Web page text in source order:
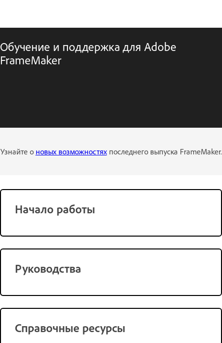
Обучение и поддержка для Adobe
FrameMaker
Узнайте о новых возможностяхпоследнего выпуска FrameMaker.
Начало работы
Руководства
Справочные ресурсы